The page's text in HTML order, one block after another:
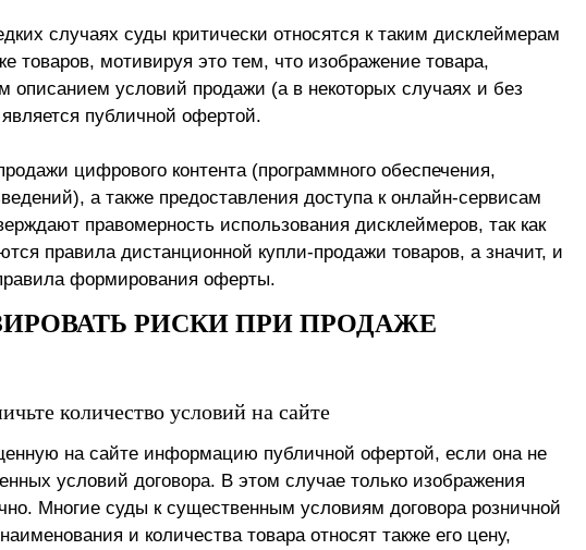
случаях суды критически относятся к таким дисклеймерам
товаров, мотивируя это тем, что изображение товара,
описанием условий продажи (а в некоторых случаях и без
публичной офертой.
цифрового контента (программного обеспечения,
а также предоставления доступа к онлайн-сервисам
правомерность использования дисклеймеров, так как
правила дистанционной купли-продажи товаров, а значит, и
формирования оферты.
РИСКИ ПРИ ПРОДАЖЕ
количество условий на сайте
на сайте информацию публичной офертой, если она не
условий договора. В этом случае только изображения
Многие суды к существенным условиям договора розничной
и количества товара относят также его цену,